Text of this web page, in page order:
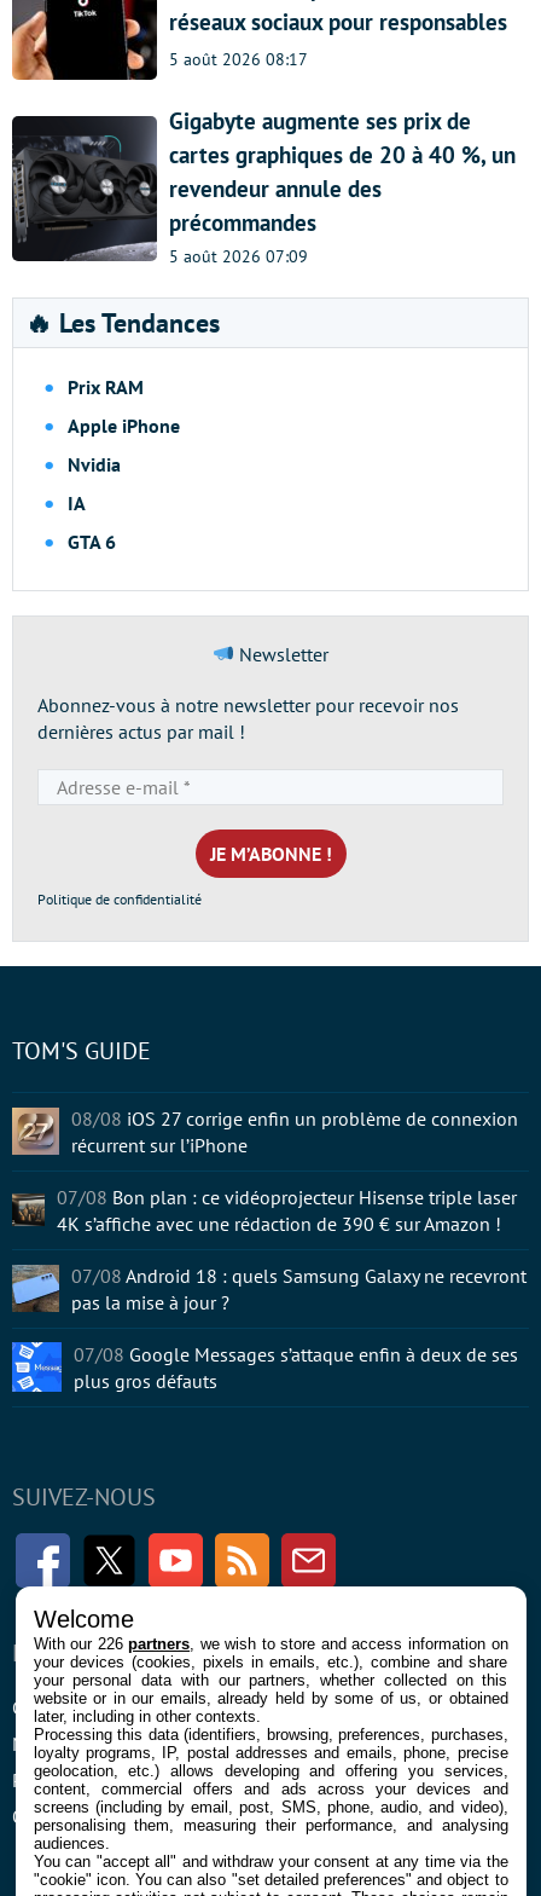
réseaux sociaux pour responsables
5 août 2026 08:17
Gigabyte augmente ses prix de
cartes graphiques de 20 à 40 %, un
revendeur annule des
précommandes
5 août 2026 07:09
🔥 Les Tendances
Prix RAM
Apple iPhone
Nvidia
IA
GTA 6
Newsletter
Abonnez-vous à notre newsletter pour recevoir nos
dernières actus par mail !
e-
mail
*
Politique de confidentialité
SUIVEZ-NOUS
FacebookTwitter Youtube RSS Newsletter
ENTREPRISE
Confidentialité et Cookies
Mentions légales et CGU
Préférences Cookies
Qui sommes nous
À PROPOS
Contact
TOM'S GUIDE
08/08 iOS 27 corrige enfin un problème de connexion
récurrent sur l’iPhone
07/08 Bon plan : ce vidéoprojecteur Hisense triple laser
4K s’affiche avec une rédaction de 390 € sur Amazon !
07/08 Android 18 : quels Samsung Galaxy ne recevront
pas la mise à jour ?
07/08 Google Messages s’attaque enfin à deux de ses
plus gros défauts
Welcome
With our 226partners , we wish to store and access information on
your devices (cookies, pixels in emails, etc.), combine and share
your personal data with our partners, whether collected on this
website or in our emails, already held by some of us, or obtained
later, including in other contexts.
Processing this data (identifiers, browsing, preferences, purchases,
loyalty programs, IP, postal addresses and emails, phone, precise
geolocation, etc.) allows developing and offering you services,
content, commercial offers and ads across your devices and
screens (including by email, post, SMS, phone, audio, and video),
personalising them, measuring their performance, and analysing
audiences.
You can "accept all" and withdraw your consent at any time via the
"cookie" icon. You can also "set detailed preferences" and object to